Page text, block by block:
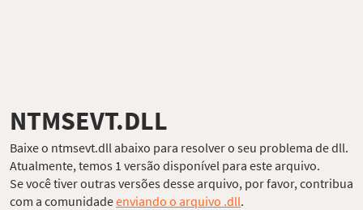
NTMSEVT.DLL
Baixe o ntmsevt.dll abaixo para resolver o seu problema de dll.
Atualmente, temos 1 versão disponível para este arquivo.
Se você tiver outras versões desse arquivo, por favor, contribua
com a comunidadeenviando o arquivo .dll.